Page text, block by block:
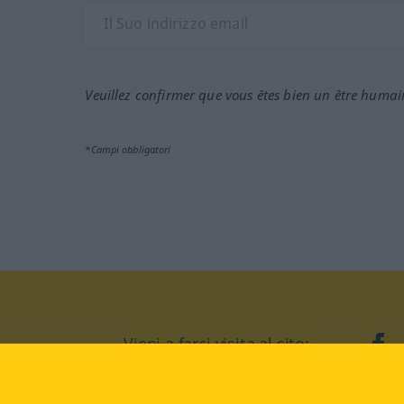
Veuillez confirmer que vous êtes bien un être
*Campi obbligatori
Vieni a farci visita al sito: